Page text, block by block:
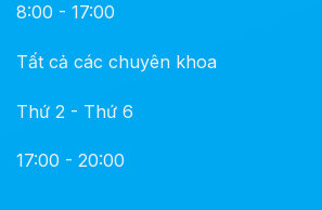
8:00 - 17:00
Tất cả các chuyên khoa
Thứ 2 - Thứ 6
17:00 - 20:00